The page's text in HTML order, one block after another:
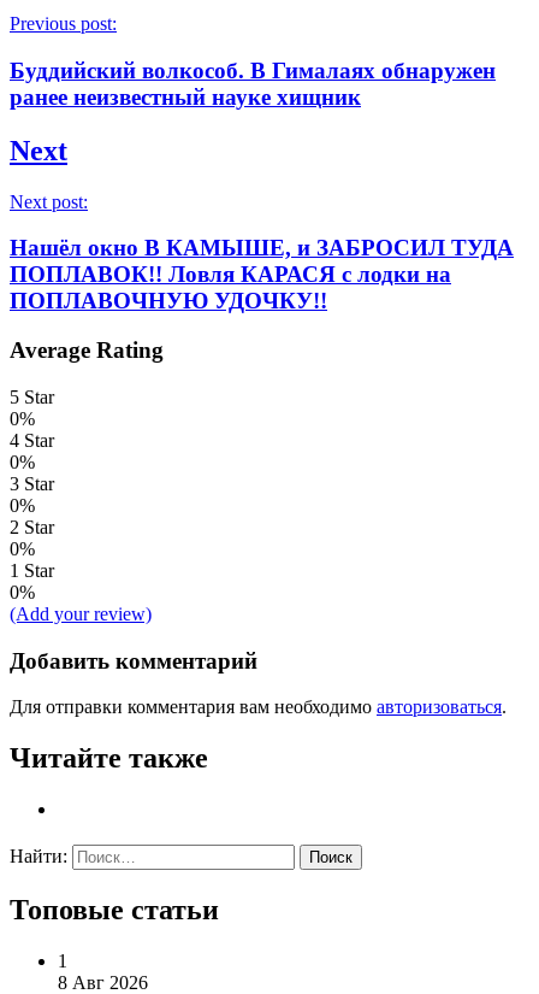
Previous post:
Буддийский волкособ. В Гималаях обнаружен
ранее неизвестный науке хищник
Next
Next post:
Нашёл окно В КАМЫШЕ, и ЗАБРОСИЛ ТУДА
ПОПЛАВОК!! Ловля КАРАСЯ с лодки на
ПОПЛАВОЧНУЮ УДОЧКУ!!
Average Rating
5 Star
0%
4 Star
0%
3 Star
0%
2 Star
0%
1 Star
0%
(Add your review)
Добавить комментарий
Для отправки комментария вам необходимо авторизоваться.
Читайте также
Найти:
Топовые статьи
1
8 Авг 2026